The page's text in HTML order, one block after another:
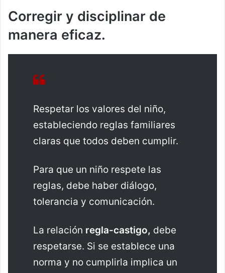
Corregir y disciplinar de
manera eficaz.
Respetar los valores del niño,
estableciendo reglas familiares
claras que todos deben cumplir.
Para que un niño respete las
reglas, debe haber diálogo,
tolerancia y comunicación.
La relación regla-castigo, debe
respetarse. Si se establece una
norma y no cumplirla implica un